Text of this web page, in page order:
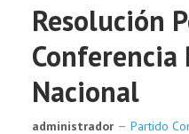
Resolución
Nacional
administrador
Partido